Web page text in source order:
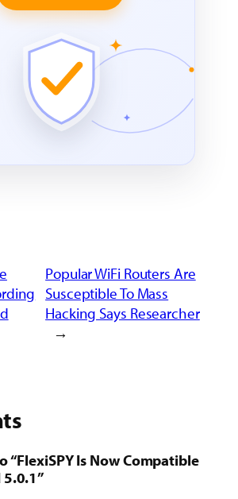
Popular WiFi Routers Are
Susceptible To Mass
Hacking Says Researcher
→
“FlexiSPY Is Now Compatible